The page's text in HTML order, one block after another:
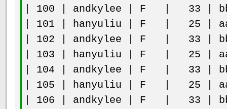
| 100 | andkylee | F | 33 |
| 101 | hanyuliu | F | 25 |
| 102 | andkylee | F | 33 |
| 103 | hanyuliu | F | 25 |
| 104 | andkylee | F | 33 |
| 105 | hanyuliu | F | 25 |
| 106 | andkylee | F | 33 |